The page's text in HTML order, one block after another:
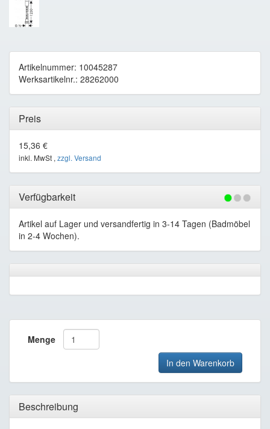
Artikelnummer: 10045287
Werksartikelnr.: 28262000
Preis
15,36 €
inkl. MwSt , zzgl. Versand
Verfügbarkeit
Artikel auf Lager und versandfertig in 3-14 Tagen (Badmöbel
in 2-4 Wochen).
Menge
In den Warenkorb
Beschreibung